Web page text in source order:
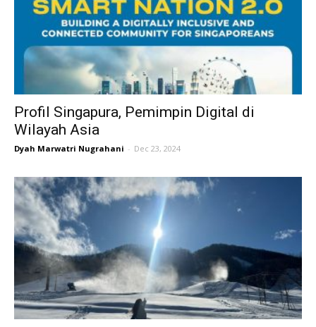
Profil Singapura, Pemimpin Digital di
Wilayah Asia
Dyah Marwatri Nugrahani - Dec 23, 2024